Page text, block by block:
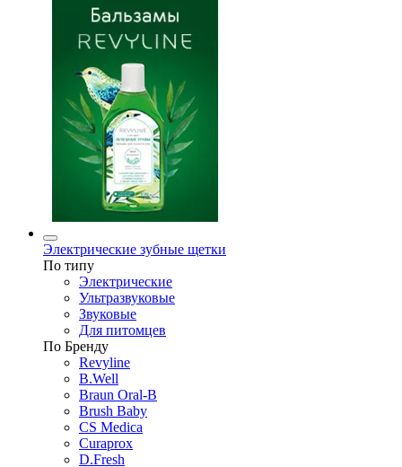
Электрические зубные щетки
По типу
Электрические
Ультразвуковые
Звуковые
Для питомцев
По Бренду
Revyline
B.Well
Braun Oral-B
Brush Baby
CS Medica
Curaprox
D.Fresh